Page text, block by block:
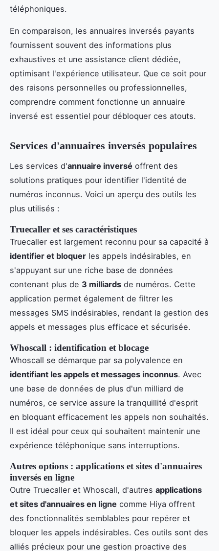
téléphoniques.
En comparaison, les annuaires inversés payants
fournissent souvent des informations plus
exhaustives et une assistance client dédiée,
optimisant l'expérience utilisateur. Que ce soit pour
des raisons personnelles ou professionnelles,
comprendre comment fonctionne un annuaire
inversé est essentiel pour débloquer ces atouts.
Services d'annuaires inversés populaires
Les services d'annuaire inversé offrent des
solutions pratiques pour identifier l'identité de
numéros inconnus. Voici un aperçu des outils les
plus utilisés :
Truecaller et ses caractéristiques
Truecaller est largement reconnu pour sa capacité à
identifier et bloquer les appels indésirables, en
s'appuyant sur une riche base de données
contenant plus de 3 milliards de numéros. Cette
application permet également de filtrer les
messages SMS indésirables, rendant la gestion des
appels et messages plus efficace et sécurisée.
Whoscall : identification et blocage
Whoscall se démarque par sa polyvalence en
identifiant les appels et messages inconnus. Avec
une base de données de plus d'un milliard de
numéros, ce service assure la tranquillité d'esprit
en bloquant efficacement les appels non souhaités.
Il est idéal pour ceux qui souhaitent maintenir une
expérience téléphonique sans interruptions.
Autres options : applications et sites d'annuaires
inversés en ligne
Outre Truecaller et Whoscall, d'autres applications
et sites d'annuaires en ligne comme Hiya offrent
des fonctionnalités semblables pour repérer et
bloquer les appels indésirables. Ces outils sont des
alliés précieux pour une gestion proactive des